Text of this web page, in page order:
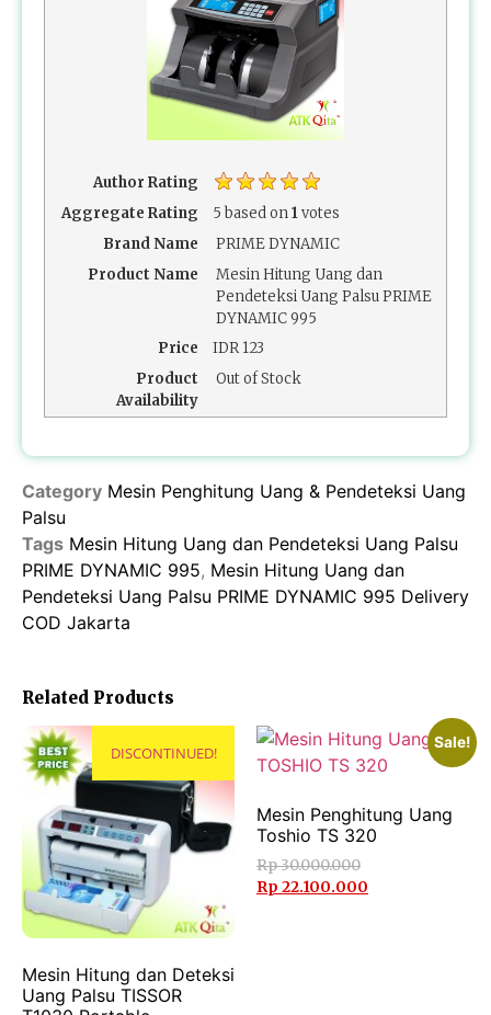
Author Rating
Aggregate Rating
5 based on1votes
Brand Name
PRIME DYNAMIC
Product Name
Mesin Hitung Uang dan
Pendeteksi Uang Palsu PRIME
DYNAMIC 995
Price
IDR123
Product
Availability
Out of Stock
Category Mesin Penghitung Uang & Pendeteksi Uang
Palsu
Tags Mesin Hitung Uang dan Pendeteksi Uang Palsu
PRIME DYNAMIC 995, Mesin Hitung Uang dan
Pendeteksi Uang Palsu PRIME DYNAMIC 995 Delivery
COD Jakarta
Related Products
DISCONTINUED!
Mesin Hitung dan Deteksi
Uang Palsu TISSOR
Sale!
Mesin Penghitung Uang
Toshio TS 320
Rp30.000.000
Rp 22.100.000